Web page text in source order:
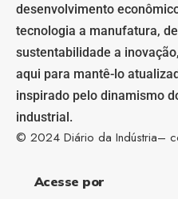
desenvolvimento
tecnologia a manufatura, de
sustentabilidade a
aqui para mantê-lo
inspirado pelo dinamismo
industrial.
© 2024 Diário da Indústria–
Acesse por